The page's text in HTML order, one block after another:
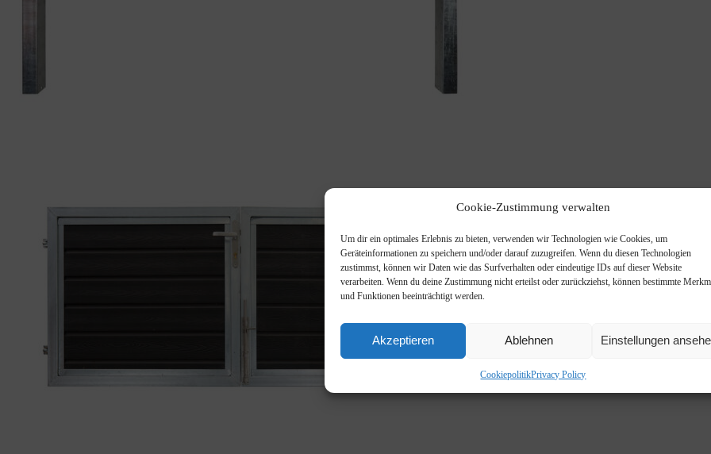
Cookie-Zustimmung verwalten
Um dir ein optimales Erlebnis zu bieten, verwenden wir Technologien wie Cookies, um
Geräteinformationen zu speichern und/oder darauf zuzugreifen. Wenn du diesen Technologien
zustimmst, können wir Daten wie das Surfverhalten oder eindeutige IDs auf dieser Website
verarbeiten. Wenn du deine Zustimmung nicht erteilst oder zurückziehst, können bestimmte
und Funktionen beeinträchtigt werden.
Akzeptieren Ablehnen Einstellungen
CookiepolitikPrivacy Policy